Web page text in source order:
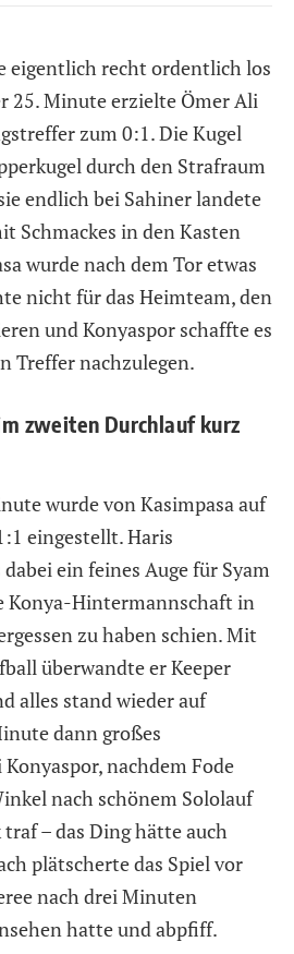
eigentlich recht ordentlich los
25. Minute erzielte Ömer Ali
zum 0:1. Die Kugel
durch den Strafraum
endlich bei Sahiner landete
Schmackes in den Kasten
wurde nach dem Tor etwas
nicht für das Heimteam, den
und Konyaspor schaffte es
Treffer nachzulegen.
zweiten Durchlauf kurz
wurde von Kasimpasa auf
eingestellt. Haris
ein feines Auge für Syam
Konya-Hintermannschaft in
zu haben schien. Mit
überwandte er Keeper
alles stand wieder auf
dann großes
nachdem Fode
nach schönem Sololauf
– das Ding hätte auch
plätscherte das Spiel vor
nach drei Minuten
hatte und abpfiff.